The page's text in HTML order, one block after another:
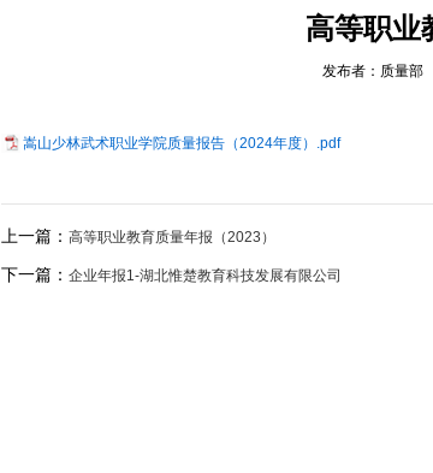
高等职业
发布者：质量
嵩山少林武术职业学院质量报告（2024年度）.pdf
上一篇： 高等职业教育质量年报（2023）
下一篇： 企业年报1-湖北惟楚教育科技发展有限公司